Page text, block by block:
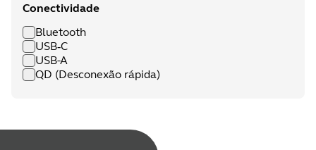
Conectividade
Bluetooth
USB‑C
USB-A
QD (Desconexão rápida)